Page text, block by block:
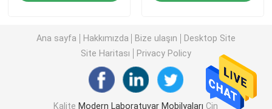
Biyolojik Güvenlik Kabini
Ana sayfa Hakkımızda Bize ulaşın
Desktop Site
Site Haritası
Privacy Policy
Kalite Modern Laboratuvar Mobilyaları Çin